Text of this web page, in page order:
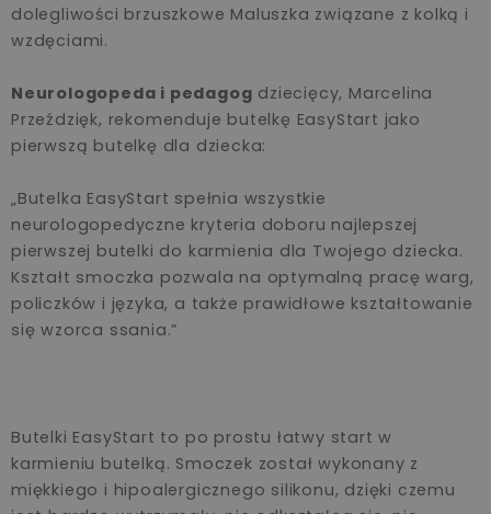
dolegliwości brzuszkowe Maluszka związane z kolką i
wzdęciami.
Neurologopeda i pedagog dziecięcy, Marcelina
Przeździęk, rekomenduje butelkę EasyStart jako
pierwszą butelkę dla dziecka:
„Butelka EasyStart spełnia wszystkie
neurologopedyczne kryteria doboru najlepszej
pierwszej butelki do karmienia dla Twojego dziecka.
Kształt smoczka pozwala na optymalną pracę warg,
policzków i języka, a także prawidłowe kształtowanie
się wzorca ssania.”
Butelki EasyStart to po prostu łatwy start w
karmieniu butelką. Smoczek został wykonany z
miękkiego i hipoalergicznego silikonu, dzięki czemu